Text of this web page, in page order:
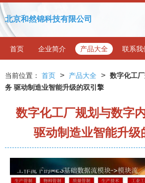
北京和然锦科技有限公司
首页 企业简介 产品大全 联系我
当前位置： 首页 > 产品大全 > 数字化工
务 驱动制造业智能升级的双引擎
数字化工厂规划与数字
驱动制造业智能升级